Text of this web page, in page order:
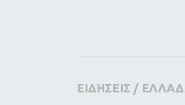
Pop Culture
ΕΙΔΗΣΕΙΣ /